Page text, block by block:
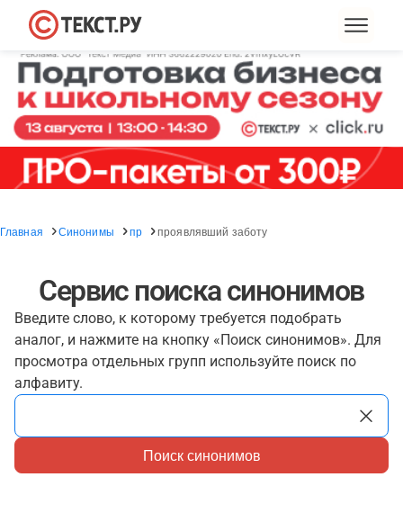
Главная Синонимы пр проявлявший заботу
Сервис поиска синонимов
Введите слово, к которому требуется подобрать
аналог, и нажмите на кнопку «Поиск синонимов». Для
просмотра отдельных групп используйте поиск по
алфавиту.
Поиск синонимов